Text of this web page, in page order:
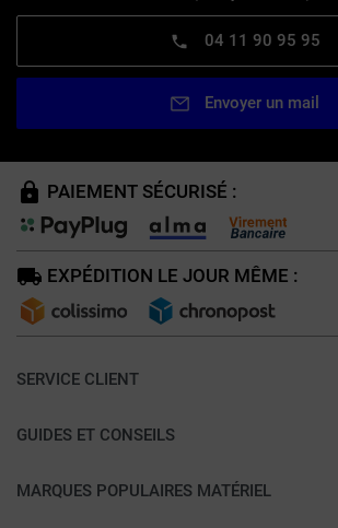
04 11 90 95 95
Envoyer un mail
PAIEMENT SÉCURISÉ :
EXPÉDITION LE JOUR MÊME :
SERVICE CLIENT
GUIDES ET CONSEILS
MARQUES POPULAIRES MATÉRIEL